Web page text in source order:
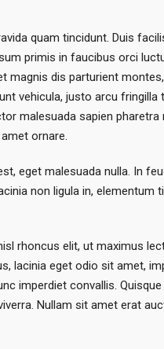
quam tincidunt. Duis
primis in faucibus orci
magnis dis parturient
vehicula, justo arcu
malesuada sapien
ornare.
eget malesuada nulla. In
non ligula in,
rhoncus elit, ut maximus
lacinia eget odio sit amet,
imperdiet convallis.
Nullam sit amet erat